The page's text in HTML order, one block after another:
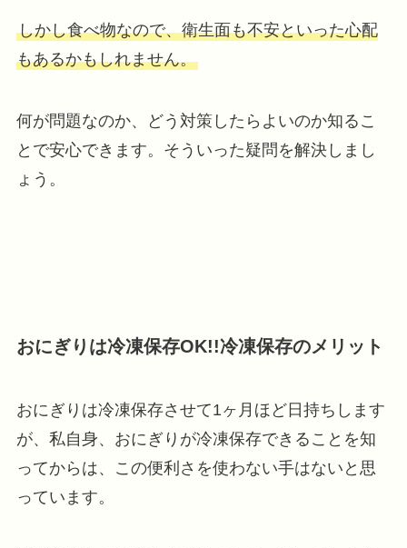
しかし食べ物なので、衛生面も不安といった心配
もあるかもしれません。
何が問題なのか、どう対策したらよいのか知るこ
とで安心できます。そういった疑問を解決しまし
ょう。
おにぎりは冷凍保存OK!!冷凍保存のメリット
おにぎりは冷凍保存させて1ヶ月ほど日持ちします
が、私自身、おにぎりが冷凍保存できることを知
ってからは、この便利さを使わない手はないと思
っています。